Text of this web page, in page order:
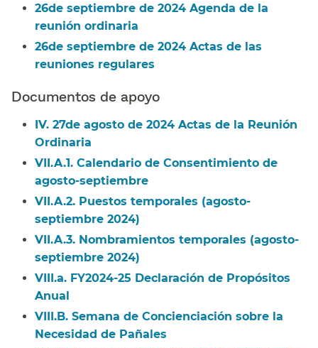
26de septiembre de 2024 Agenda de la
reunión ordinaria​​
26de septiembre de 2024 Actas de las
reuniones regulares​​
Documentos de apoyo​​
IV. 27de agosto de 2024 Actas de la Reunión
Ordinaria​​
VII.A.1. Calendario de Consentimiento de
agosto-septiembre​​
VII.A.2. Puestos temporales (agosto-
septiembre 2024)​​
VII.A.3. Nombramientos temporales (agosto-
septiembre 2024)​​
VIII.a. FY2024-25 Declaración de Propósitos
Anual​​
VIII.B. Semana de Concienciación sobre la
Necesidad de Pañales​​